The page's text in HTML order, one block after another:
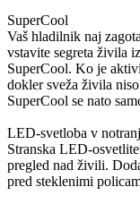
SuperCool
Vaš hladilnik naj
vstavite segreta živila
SuperCool. Ko je
dokler sveža živila
SuperCool se nato
LED-svetloba v
Stranska LED-
pregled nad živili.
pred steklenimi